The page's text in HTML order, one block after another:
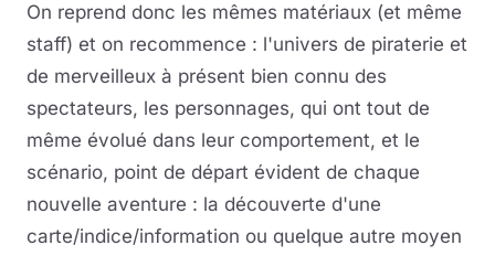
On reprend donc les mêmes matériaux (et même
staff) et on recommence : l'univers de piraterie et
de merveilleux à présent bien connu des
spectateurs, les personnages, qui ont tout de
même évolué dans leur comportement, et le
scénario, point de départ évident de chaque
nouvelle aventure : la découverte d'une
carte/indice/information ou quelque autre moyen